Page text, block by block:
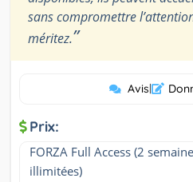
sans compromettre
méritez.”
Avis|
Prix:
FORZA Full Access (2
illimitées)